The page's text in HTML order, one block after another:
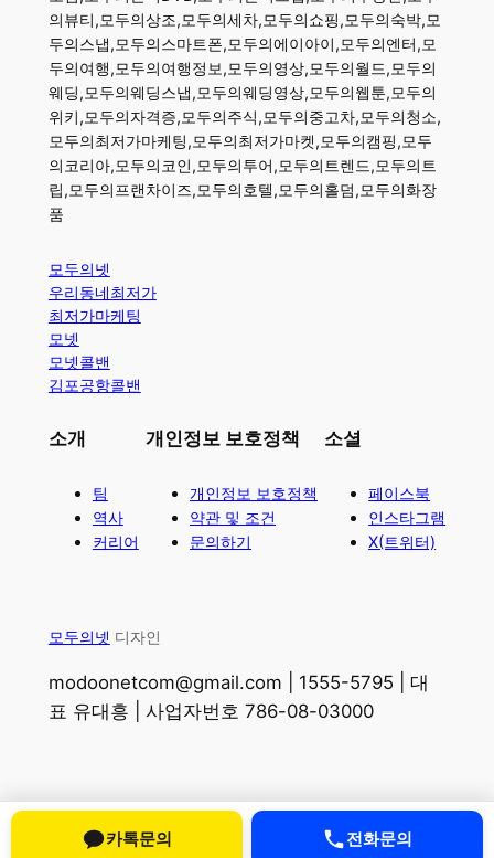
의뷰티,모두의상조,모두의세차,모두의쇼핑,모두의숙박,모
두의스냅,모두의스마트폰,모두의에이아이,모두의엔터,모
두의여행,모두의여행정보,모두의영상,모두의월드,모두의
웨딩,모두의웨딩스냅,모두의웨딩영상,모두의웹툰,모두의
위키,모두의자격증,모두의주식,모두의중고차,모두의청소,
모두의최저가마케팅,모두의최저가마켓,모두의캠핑,모두
의코리아,모두의코인,모두의투어,모두의트렌드,모두의트
립,모두의프랜차이즈,모두의호텔,모두의홀덤,모두의화장
품
모두의넷
우리동네최저가
최저가마케팅
모넷
모넷콜밴
김포공항콜밴
소개
팀
역사
커리어
개인정보 보호정책
개인정보 보호정책
약관 및 조건
문의하기
소셜
페이스북
인스타그램
X(트위터)
모두의넷 디자인
modoonetcom@gmail.com | 1555-5795 | 대
표 유대흥 | 사업자번호 786-08-03000
카톡문의 전화문의